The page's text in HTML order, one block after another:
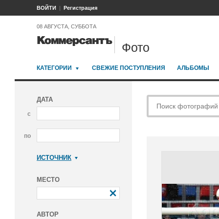
ВОЙТИ Регистрация
08 АВГУСТА, СУББОТА
Фото
КАТЕГОРИИ СВЕЖИЕ ПОСТУПЛЕНИЯ АЛЬБОМЫ
ДАТА
с
по
ИСТОЧНИК
МЕСТО
АВТОР